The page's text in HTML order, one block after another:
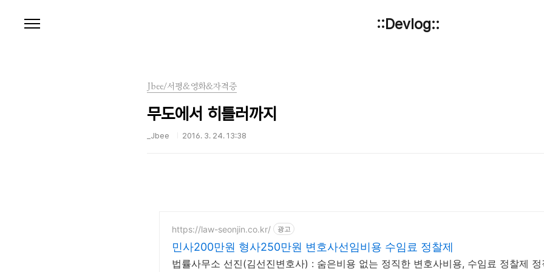
::Devlog::
Jbee/서평&영화&자격증
무도에서 히틀러까지
_Jbee 2016. 3. 24. 13:38
https://law-seonjin.co.kr/ 광고
민사200만원 형사250만원 변호사선임비용 수임료 정찰제
법률사무소 선진(김선진변호사) : 숨은비용 없는 정직한 변호사비용, 수임료 정찰제 정